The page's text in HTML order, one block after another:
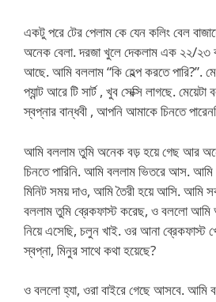
একটু পরে টের পেলাম কে যেন কলিং বেল
অনেক বেলা. দরজা খুলে দেকলাম এক ২২/২৩
আছে. আমি বললাম “কি হেল্প করতে পারি?”.
প্যান্ট আরে টি সার্ট , খুব সেক্সি লাগছে.
স্বপ্নার বান্ধবী , আপনি আমাকে চিনতে
আমি বললাম তুমি অনেক বড় হয়ে গেছ আর
চিনতে পারিনি. আমি বললাম ভিতরে আস.
মিনিট সময় দাও, আমি তৈরী হয়ে আসি. আমি
বললাম তুমি ব্রেকফাস্ট করেছ, ও বললো আমি
নিয়ে এসেছি, চলুন খাই. ওর আনা ব্রেকফাস্ট
স্বপ্না, মিনুর সাথে কথা হয়েছে?
ও বললো হ্যা, ওরা বাইরে গেছে আসবে. আমি